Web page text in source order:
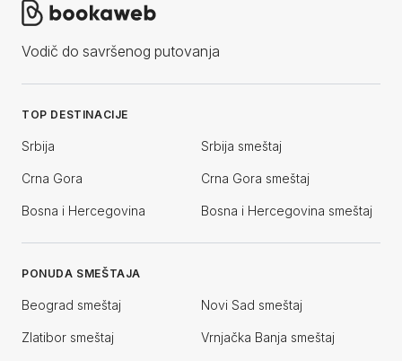
Vodič do savršenog putovanja
TOP DESTINACIJE
Srbija Srbija smeštaj
Crna Gora Crna Gora smeštaj
Bosna i Hercegovina Bosna i Hercegovina smeštaj
PONUDA SMEŠTAJA
Beograd smeštaj Novi Sad smeštaj
Zlatibor smeštaj Vrnjačka Banja smeštaj